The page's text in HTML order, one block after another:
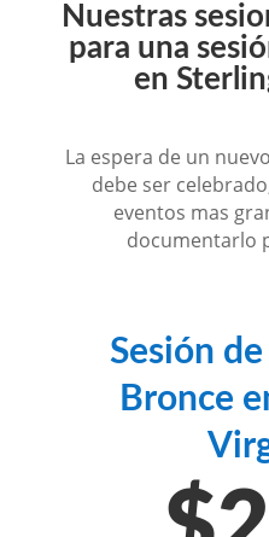
Nuestras
para una
en
La espera de un
debe ser
eventos mas
documentarlo
Sesión
Bronce